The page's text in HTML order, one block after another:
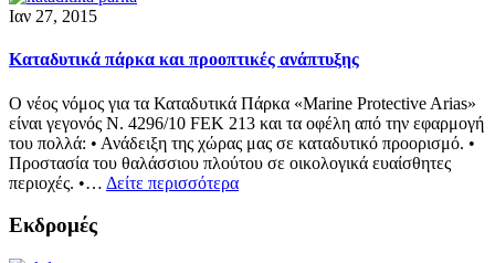
Ιαν 27, 2015
Kαταδυτικά πάρκα και προοπτικές ανάπτυξης
O νέος νόμος για τα Καταδυτικά Πάρκα «Marine Protective Arias»
είναι γεγονός N. 4296/10 FEK 213 και τα οφέλη από την εφαρμογή
του πολλά: • Ανάδειξη της χώρας μας σε καταδυτικό προορισμό. •
Προστασία του θαλάσσιου πλούτου σε οικολογικά ευαίσθητες
περιοχές. •… Δείτε περισσότερα
Εκδρομές